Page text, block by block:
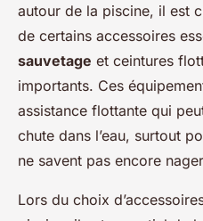
amusant
25 novembre 2024 •
autour de la piscine, il est
de certains accessoires
sauvetage et ceintures
importants. Ces
assistance flottante qui
chute dans l’eau, surtout
ne savent pas encore
Lors du choix